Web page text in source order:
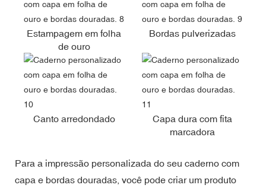
Estampagem em folha
de ouro
Bordas pulverizadas
Canto arredondado
Capa dura com fita
marcadora
Para a impressão personalizada do seu caderno com
capa e bordas douradas, você pode criar um produto